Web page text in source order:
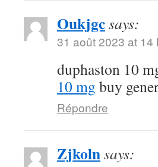
Oukjgcsays:
31 août 2023 at 14
duphaston 10
10 mg buy
Répondre
Zjkolnsays: